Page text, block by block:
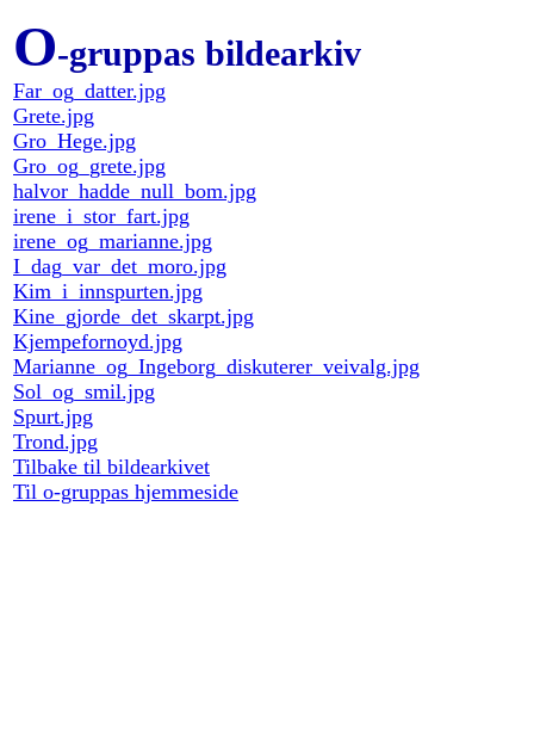
O-gruppas bildearkiv
Far_og_datter.jpg
Grete.jpg
Gro_Hege.jpg
Gro_og_grete.jpg
halvor_hadde_null_bom.jpg
irene_i_stor_fart.jpg
irene_og_marianne.jpg
I_dag_var_det_moro.jpg
Kim_i_innspurten.jpg
Kine_gjorde_det_skarpt.jpg
Kjempefornoyd.jpg
Marianne_og_Ingeborg_diskuterer_veivalg.jpg
Sol_og_smil.jpg
Spurt.jpg
Trond.jpg
Tilbake til bildearkivet
Til o-gruppas hjemmeside